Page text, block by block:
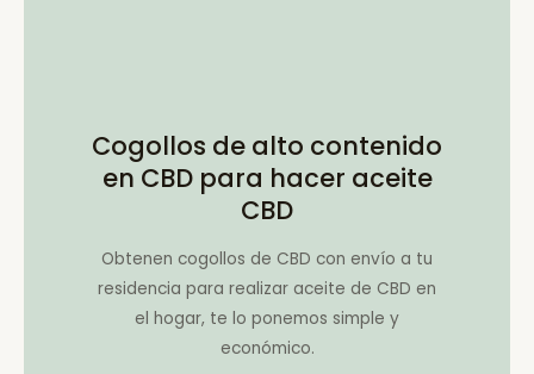
Cogollos de alto contenido
en CBD para hacer aceite
CBD
Obtenen cogollos de CBD con envío a tu
residencia para realizar aceite de CBD en
el hogar, te lo ponemos simple y
económico.